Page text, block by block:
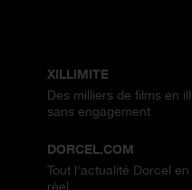
XILLIMITE
Des milliers de films en
sans engagement
DORCEL.COM
Tout l'actualité Dorcel en
réel